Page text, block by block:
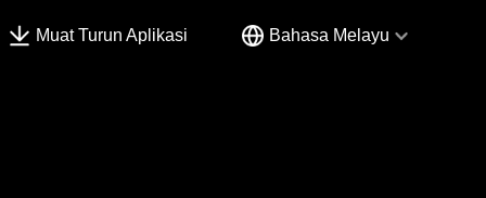
Muat Turun Aplikasi Bahasa Melayu